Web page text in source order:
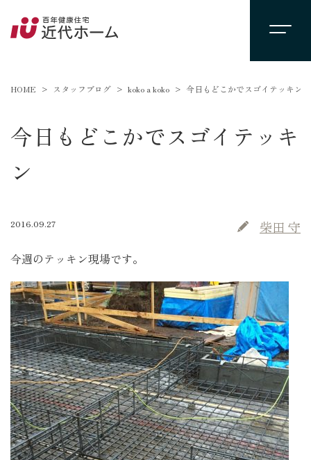
HOME スタッフブログ koko a koko 今日もどこかでスゴイテッキン
今日もどこかでスゴイテッキ
ン
2016.09.27 柴田 守
今週のテッキン現場です。